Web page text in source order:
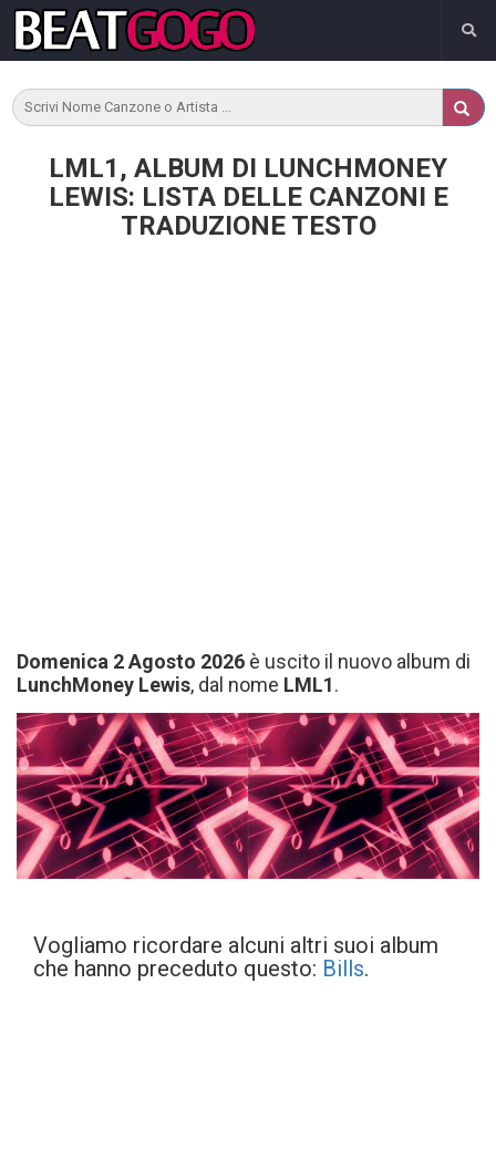
LML1, ALBUM DI LUNCHMONEY
LEWIS: LISTA DELLE CANZONI E
TRADUZIONE TESTO
Domenica 2 Agosto 2026 è uscito il nuovo album di
LunchMoney Lewis, dal nome LML1.
Vogliamo ricordare alcuni altri suoi album
che hanno preceduto questo: Bills.